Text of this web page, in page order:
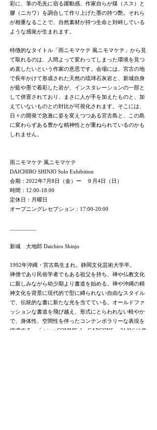
彩に、筆の毛先に宿る躍動感、作家自らが煤（スス）と
膠（ニカワ）を調合して作り上げた墨の持つ艶。それら
が相重なることで、自然素材が持つ生命と対峙している
ような感覚が生まれます。
特徴的なタイトル「雨ニモマケテ 風ニモマケテ」から見
て取れるのは、人間よって変わってしまった環境を見つ
め直したいという作家の意思です。会場には、宮古の地
で長年かけて形成された天然の琉球石灰岩と、新城自身
が藍や墨で着彩した岩が、インスタレーションの一部と
して併置されており、まさに人が手を加えたものと、加
えていないものとの対比が可視化されます。そこには、
日々の開発で急激に姿を変えつつある宮古島と、この島
に変わらずある豊かな精神性とが重ねられているのかも
しれません。
雨ニモマケテ 風ニモマケテ
DAICHIRO SHINJO Solo Exhibition
会期：2022年7月8日（金）ー ９月4日（日）
時間：12:00-18:00
定休日：月曜日
​オープニングレセプション：17:00-20:00
新城 大地郎 Daichiro Shinjo
1992年沖縄・宮古島生まれ。静岡文化芸術大学卒。
禅僧であり民俗学者でもある祖父を持ち、禅や仏教文化
に親しみながら幼少期より書道を始める。禅や沖縄の精
神文化を背景に現代的で型に縛られない自由なスタイル
で、伝統的な書に新たな光を当てている。オールドファ
ッションな書道を飛び越え、形式にとらわれない軽やか
で、身体性、空間性を伴ったコンテンポラリーな表現を
追求する。「 tricot COMME des GARCONS 」21AW に作